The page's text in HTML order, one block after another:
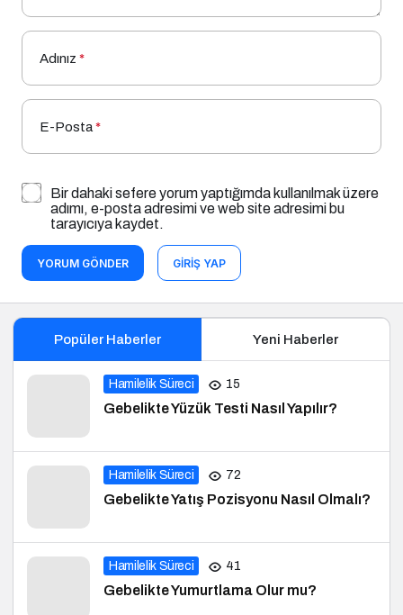
Adınız *
E-Posta*
Bir dahaki sefere yorum yaptığımda kullanılmak üzere
adımı, e-posta adresimi ve web site adresimi bu
tarayıcıya kaydet.
YORUM GÖNDER GIRIŞ YAP
Popüler Haberler Yeni Haberler
Hamilelik Süreci 15
Gebelikte Yüzük Testi Nasıl Yapılır?
Hamilelik Süreci 72
Gebelikte Yatış Pozisyonu Nasıl Olmalı?
Hamilelik Süreci 41
Gebelikte Yumurtlama Olur mu?